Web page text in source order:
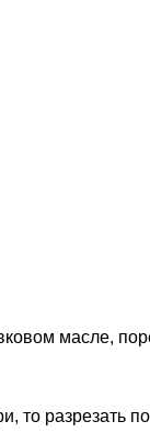
масле,
то разрезать